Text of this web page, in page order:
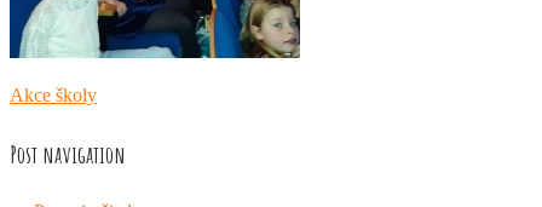
Akce školy
Post navigation